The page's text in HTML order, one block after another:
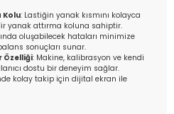
Kolu: Lastiğin yanak kısmını kolayca
yanak attırma koluna sahiptir.
oluşabilecek hataları minimize
sonuçları sunar.
Özelliği: Makine, kalibrasyon ve kendi
dostu bir deneyim sağlar.
kolay takip için dijital ekran ile